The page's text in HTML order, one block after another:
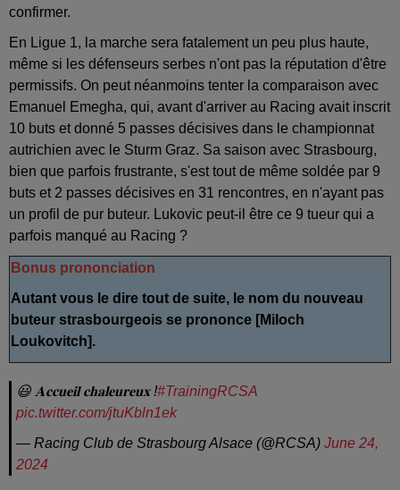
confirmer.
En Ligue 1, la marche sera fatalement un peu plus haute,
même si les défenseurs serbes n'ont pas la réputation d'être
permissifs. On peut néanmoins tenter la comparaison avec
Emanuel Emegha, qui, avant d'arriver au Racing avait inscrit
10 buts et donné 5 passes décisives dans le championnat
autrichien avec le Sturm Graz. Sa saison avec Strasbourg,
bien que parfois frustrante, s'est tout de même soldée par 9
buts et 2 passes décisives en 31 rencontres, en n'ayant pas
un profil de pur buteur. Lukovic peut-il être ce 9 tueur qui a
parfois manqué au Racing ?
Bonus prononciation
Autant vous le dire tout de suite, le nom du nouveau
buteur strasbourgeois se prononce [Miloch
Loukovitch].
😃 𝐀𝐜𝐜𝐮𝐞𝐢𝐥 𝐜𝐡𝐚𝐥𝐞𝐮𝐫𝐞𝐮𝐱 !#TrainingRCSA
pic.twitter.com/jtuKbln1ek
— Racing Club de Strasbourg Alsace (@RCSA) June 24,
2024